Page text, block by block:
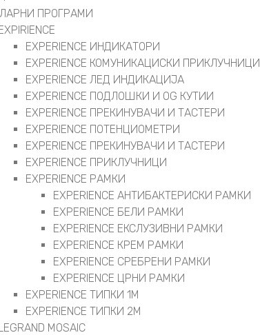
ПРОГРАМИ
EXPERIENCE ИНДИКАТОРИ
EXPERIENCE КОМУНИКАЦИСКИ ПРИКЛУЧНИЦИ
EXPERIENCE ЛЕД ИНДИКАЦИЈА
EXPERIENCE ПОДЛОШКИ И OG КУТИИ
EXPERIENCE ПРЕКИНУВАЧИ И ТАСТЕРИ
EXPERIENCE ПОТЕНЦИОМЕТРИ
EXPERIENCE ПРЕКИНУВАЧИ И ТАСТЕРИ
EXPERIENCE ПРИКЛУЧНИЦИ
EXPERIENCE РАМКИ
EXPERIENCE АНТИБАКТЕРИСКИ РАМКИ
EXPERIENCE БЕЛИ РАМКИ
EXPERIENCE ЕКСЛУЗИВНИ РАМКИ
EXPERIENCE КРЕМ РАМКИ
EXPERIENCE СРЕБРЕНИ РАМКИ
EXPERIENCE ЦРНИ РАМКИ
EXPERIENCE ТИПКИ 1M
EXPERIENCE ТИПКИ 2М
MOSAIC